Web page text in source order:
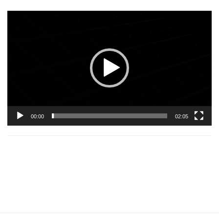
00:00 02:05